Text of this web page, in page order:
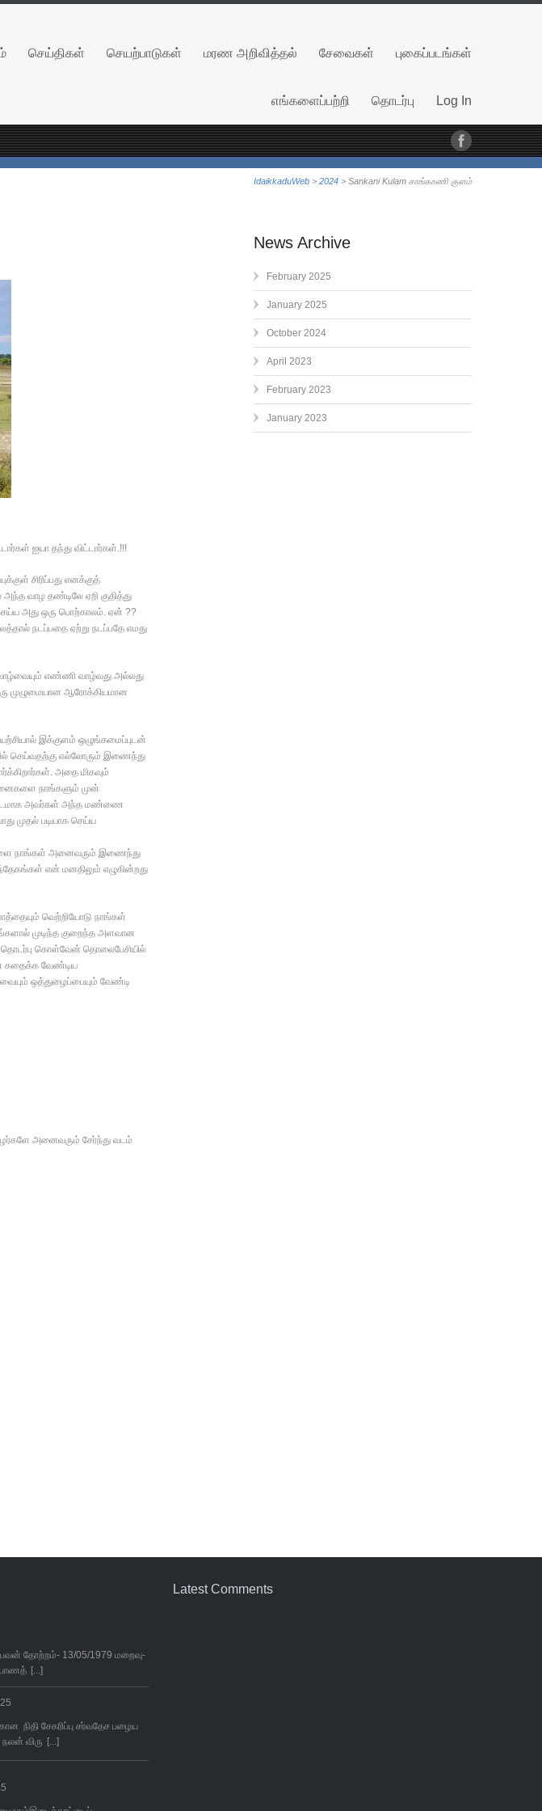
செய்திகள் செயற்பாடுகள் மரண அறிவித்தல் சேவைகள் புகைப்படங்கள்
எங்களைப்பற்றி தொடர்பு Log In
IdaikkaduWeb > 2024 > Sankani Kulam சாங்காணி குளம்
ஐயா தந்து விட்டார்கள்.!!!
சிரிப்பது எனக்குத்
வாழ தண்டிலே ஏறி குதித்து
அது ஒரு பொற்காலம். ஏன் ??
நடப்பதை ஏற்று நடப்பதே எமது
எண்ணி வாழ்வது அல்லது
முழுமையான ஆரோக்கியமான
இக்குளம் ஒழுங்கமைப்புடன்
செய்வதற்கு எல்லோரும் இணைந்து
அதை மிகவும்
நாங்களும் முன்
அவர்கள் அந்த மண்ணை
முதல் படியாக செய்ய
நாங்கள் அனைவரும் இணைந்து
என் மனதிலும் எழுகின்றது
வெற்றியோடு நாங்கள்
முடிந்த குறைந்த அளவான
தொடர்பு கொள்வேன் தொலைபேசியில்
கதைக்க வேண்டிய
ஒத்துழைப்பையும் வேண்டி
அனைவரும் சேர்ந்து வடம்
News Archive
February 2025
January 2025
October 2024
April 2023
February 2023
January 2023
தோற்றம்- 13/05/1979 மறைவு-
[...]
நிதி சேகரிப்பு சர்வதேச பழைய
விரு [...]
Latest Comments